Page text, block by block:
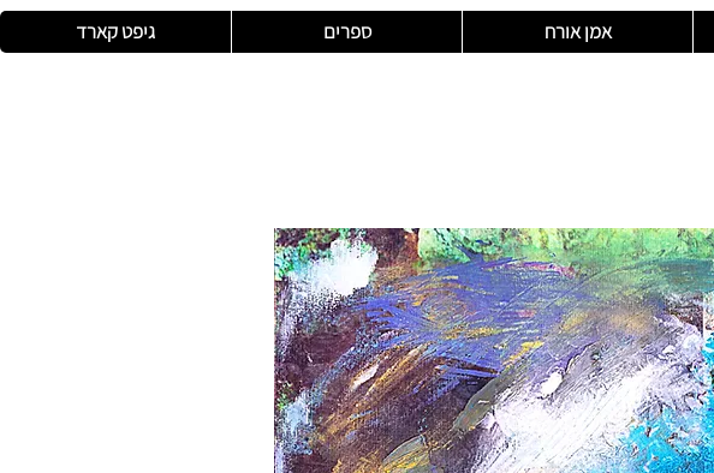
אמן אורח ספרים גיפט קארד